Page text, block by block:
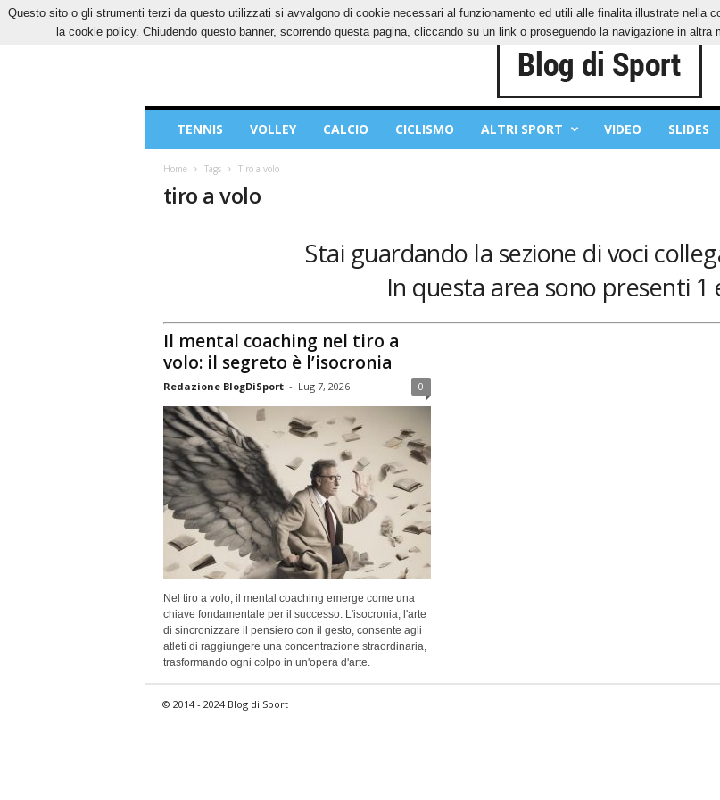
VENERDÌ, 7 AGOSTO 2026 CONTATTI COOKIES PRIVACY POLICY
Sport
TENNIS VOLLEY CALCIO CICLISMO ALTRI SPORT VIDEO SLIDES
Home Tags Tiro a volo
tiro a volo
Stai guardando la sezione di voci
In questa area sono presenti 1
Il mental coaching nel tiro a
volo: il segreto è l’isocronia
Redazione BlogDiSport - Lug 7, 2026 0
Nel tiro a volo, il mental coaching emerge come una
chiave fondamentale per il successo. L'isocronia, l'arte
di sincronizzare il pensiero con il gesto, consente agli
atleti di raggiungere una concentrazione straordinaria,
trasformando ogni colpo in un'opera d'arte.
© 2014 - 2024 Blog di Sport
Questo sito o gli strumenti terzi da questo utilizzati si avvalgono di cookie necessari al funzionamento ed utili alle finalita illustrate nella
la cookie policy. Chiudendo questo banner, scorrendo questa pagina, cliccando su un link o proseguendo la navigazione in